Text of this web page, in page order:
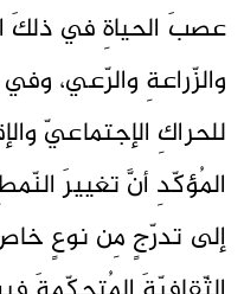
عصبَ الحياةِ في ذلكَ
والزّراعةِ والرّعي،
للحراكِ الإجتماعيّ
المُؤكّدِ أنَّ تغييرَ
إلى تدرّجٍ مِن نوعٍ